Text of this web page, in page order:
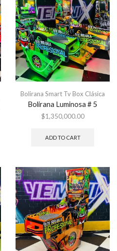
Bolirana Smart Tv Box Clásica
Bolirana Luminosa # 5
$1,350,000.00
ADD TO CART